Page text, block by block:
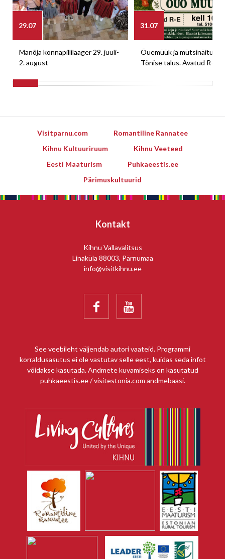
29.07
Manõja konnapillilaager 29. juuli-
2. august
31.07
Õuemüük ja mütsinäitus
Tõnise talus. Avatud R-E
Visitparnu.com
Romantiline Rannatee
Kihnu Kultuuriruum
Kihnu Veeteed
Eesti Maaturism
Puhkaeestis.ee
Pärimuskultuurid
Kontakt
Kihnu Vallavalitsus
Linaküla 88003, Pärnumaa
info@visitkihnu.ee
 
See veebileht väljendab autori vaateid. Programmi
korraldusasutus ei ole vastutav selle eest, kuidas seda infot
võidakse kasutada. Andmete kuvamiseks on kasutatud
puhkaeestis.ee / visitestonia.com andmebaasi.